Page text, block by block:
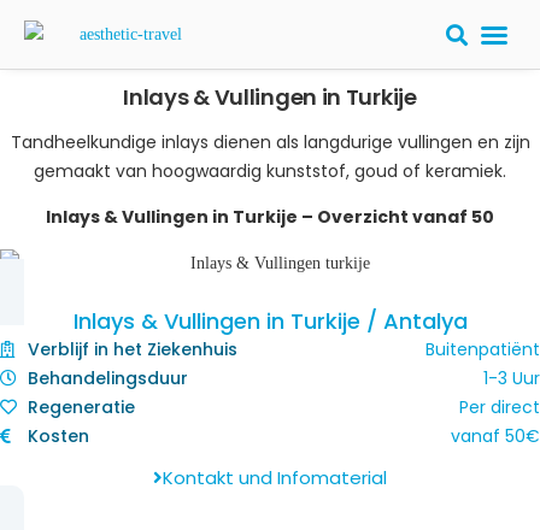
Inlays & Vullingen in Turkije
Tandheelkundige inlays dienen als langdurige vullingen en zijn
gemaakt van hoogwaardig kunststof, goud of keramiek.
Inlays & Vullingen in Turkije – Overzicht​ vanaf 50
Inlays & Vullingen in Turkije / Antalya
Verblijf in het Ziekenhuis
Buitenpatiënt
Behandelingsduur
1-3 Uur
Regeneratie
Per direct
Kosten
vanaf 50€
Kontakt und Infomaterial